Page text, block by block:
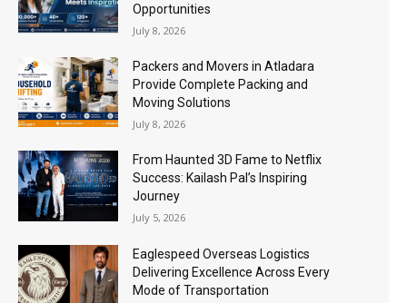
Opportunities
July 8, 2026
Packers and Movers in Atladara
Provide Complete Packing and
Moving Solutions
July 8, 2026
From Haunted 3D Fame to Netflix
Success: Kailash Pal’s Inspiring
Journey
July 5, 2026
Eaglespeed Overseas Logistics
Delivering Excellence Across Every
Mode of Transportation